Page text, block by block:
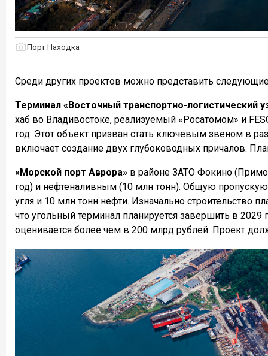
Порт Находка
Среди других проектов можно представить
Терминал «Восточный транспортно-логистический
хаб во Владивостоке, реализуемый «Росатомом» и
год. Этот объект призван стать ключевым звеном в
включает создание двух глубоководных причалов.
«Морской порт Аврора» в районе ЗАТО Фокино
год) и нефтеналивным (10 млн тонн). Общую п
угля и 10 млн тонн нефти. Изначально строительство
что угольный терминал планируется завершить в
оценивается более чем в 200 млрд рублей. Проект